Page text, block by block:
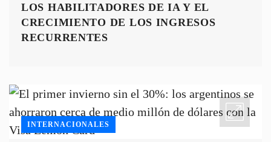
LOS HABILITADORES DE IA Y EL
CRECIMIENTO DE LOS INGRESOS
RECURRENTES
INTERNACIONALES